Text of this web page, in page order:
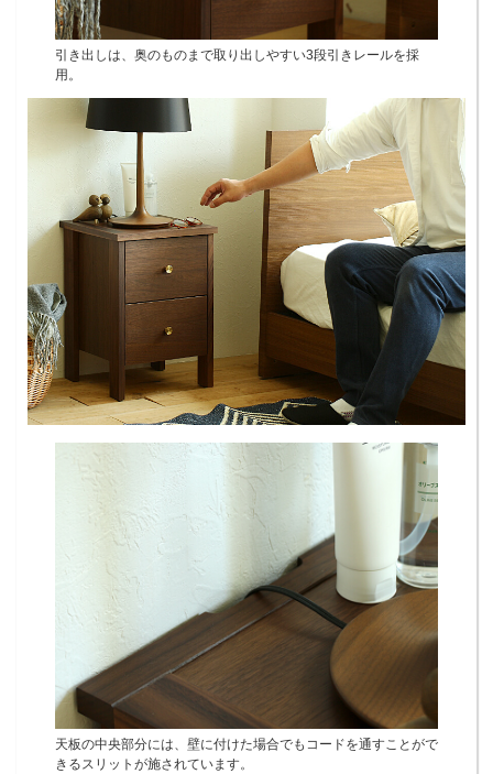
引き出しは、奥のものまで取り出しやすい3段引きレールを採
用。
天板の中央部分には、壁に付けた場合でもコードを通すことがで
きるスリットが施されています。